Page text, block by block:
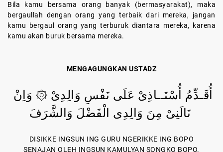
Bila kamu bersama orang banyak (bermasyarakat), maka
bergaullah dengan orang yang terbaik dari mereka, jangan
kamu bergaul orang yang terburuk diantara mereka, karena
kamu akan buruk bersama mereka.
MENGAGUNGKAN USTADZ
نَالَنِىْ مِنَ وَالِدِى الْفَضْلَ وَالشَّرَفَ
DISIKKE INGSUN ING GURU NGERIKKE ING BOPO
SENAJAN OLEH INGSUN KAMULYAN SONGKO BOPO.